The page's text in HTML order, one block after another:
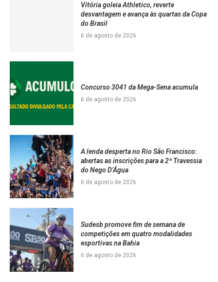
Vitória goleia Athletico, reverte
desvantagem e avança às quartas da Copa
do Brasil
6 de agosto de 2026
Concurso 3041 da Mega-Sena acumula
6 de agosto de 2026
A lenda desperta no Rio São Francisco:
abertas as inscrições para a 2ª Travessia
do Nego D’Água
6 de agosto de 2026
Sudesb promove fim de semana de
competições em quatro modalidades
esportivas na Bahia
6 de agosto de 2026